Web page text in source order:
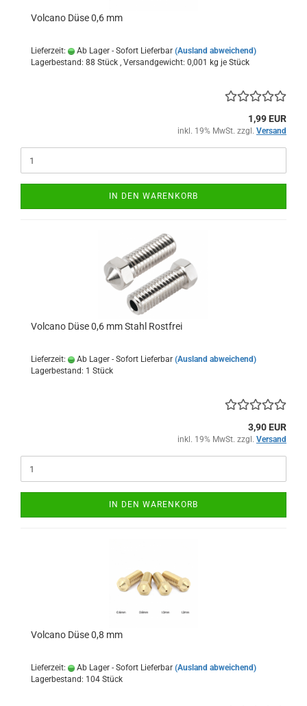
Volcano Düse 0,6 mm
Lieferzeit: Ab Lager - Sofort Lieferbar (Ausland abweichend)
Lagerbestand: 88 Stück , Versandgewicht: 0,001 kg je Stück
1,99 EUR
inkl. 19% MwSt. zzgl. Versand
IN DEN WARENKORB
Volcano Düse 0,6 mm Stahl Rostfrei
Lieferzeit: Ab Lager - Sofort Lieferbar (Ausland abweichend)
Lagerbestand: 1 Stück
3,90 EUR
inkl. 19% MwSt. zzgl. Versand
IN DEN WARENKORB
Volcano Düse 0,8 mm
Lieferzeit: Ab Lager - Sofort Lieferbar (Ausland abweichend)
Lagerbestand: 104 Stück